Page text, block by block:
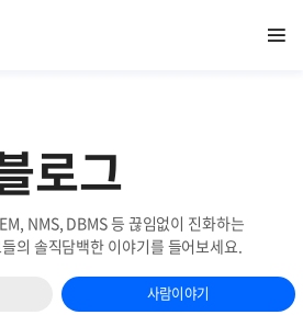
열기
로그
NMS, DBMS 등 끊임없이 진화하는
의 솔직담백한 이야기를 들어보세요.
사람이야기